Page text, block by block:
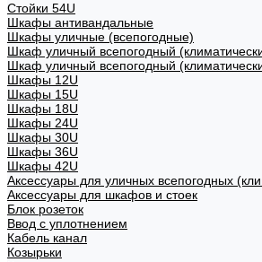
Стойки 54U
Шкафы антивандальные
Шкафы уличные (всепогодные)
Шкаф уличный всепогодный
Шкаф уличный всепогодный
Шкафы 12U
Шкафы 15U
Шкафы 18U
Шкафы 24U
Шкафы 30U
Шкафы 36U
Шкафы 42U
Аксессуары для уличных всепогодных
Аксессуары для шкафов и стоек
Блок розеток
Ввод с уплотнением
Кабель канал
Козырьки